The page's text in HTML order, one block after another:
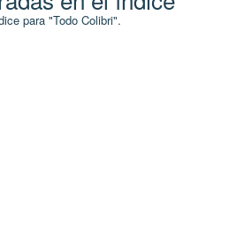
para "Todo Colibri".